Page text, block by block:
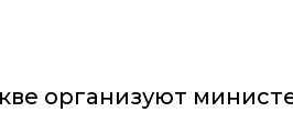
организуют